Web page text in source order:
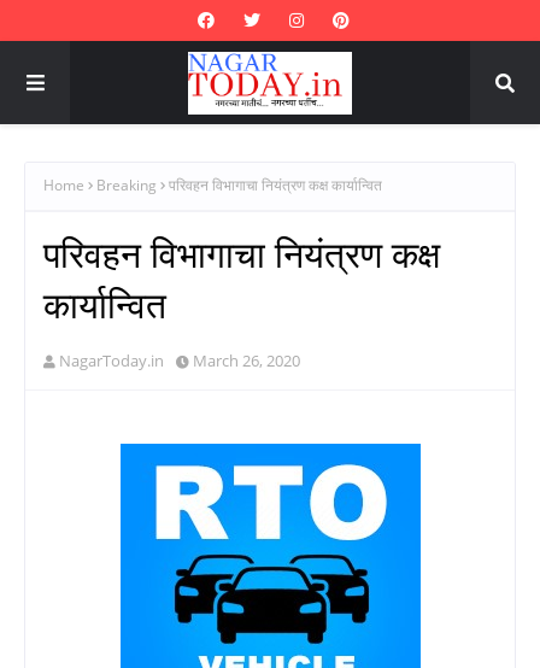
Home Breaking परिवहन विभागाचा नियंत्रण कक्ष कार्यान्वित
परिवहन विभागाचा नियंत्रण कक्ष
कार्यान्वित
NagarToday.in March 26, 2020